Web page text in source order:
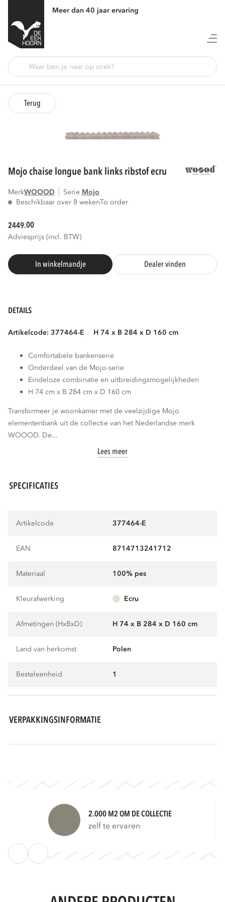
Meer dan 40 jaar ervaring
Terug
mojo chaise longue bank links ribstof ecru
MerkWOOOD Serie
mojo
Beschikbaar over 8 wekenTo order
2449.00
Adviesprijs (incl. BTW)
In winkelmandje Dealer vinden
DETAILS
Artikelcode: 377464-E H 74 x B 284 x D 160 cm
Comfortabele bankenserie
Onderdeel van de Mojo-serie
Eindeloze combinatie en uitbreidingsmogelijkheden
H 74 cm x B 284 cm x D 160 cm
Transformeer je woonkamer met de veelzijdige Mojo
elementenbank uit de collectie van het Nederlandse merk
WOOOD. De...
Lees meer
SPECIFICATIES
Artikelcode 377464-E
EAN 8714713241712
Materiaal 100% pes
Kleurafwerking ecru
Afmetingen (HxBxD) H 74 x B 284 x D 160 cm
Land van herkomst Polen
Besteleenheid 1
VERPAKKINGSINFORMATIE
2.000 M2 OM DE COLLECTIE
zelf te ervaren